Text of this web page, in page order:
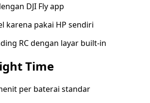
DJI Fly app
karena pakai HP sendiri
RC dengan layar built-in
Time
per baterai standar